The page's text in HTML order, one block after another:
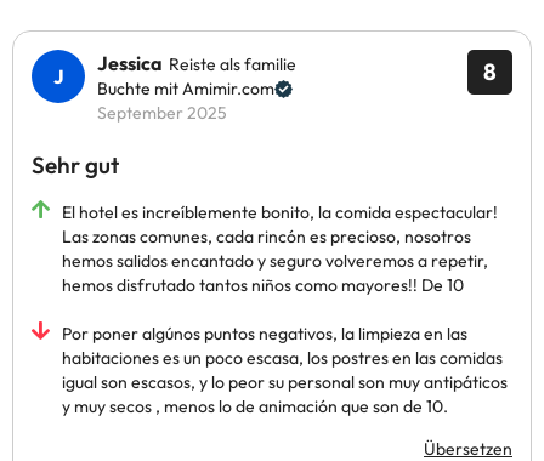
8
Jessica Reiste als familie
Buchte mit Amimir.com
September 2025
Sehr gut
El hotel es increíblemente bonito, la comida espectacular!
Las zonas comunes, cada rincón es precioso, nosotros
hemos salidos encantado y seguro volveremos a repetir,
hemos disfrutado tantos niños como mayores!! De 10
Por poner algúnos puntos negativos, la limpieza en las
habitaciones es un poco escasa, los postres en las comidas
igual son escasos, y lo peor su personal son muy antipáticos
y muy secos , menos lo de animación que son de 10.
Übersetzen